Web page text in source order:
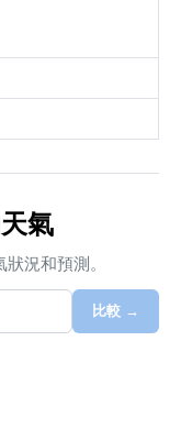
氣
況和預測。
比較 →